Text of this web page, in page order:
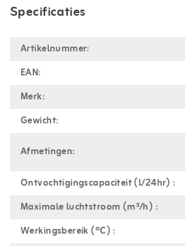
Specificaties
Artikelnummer:
EAN:
Merk:
Gewicht:
Afmetingen:
Ontvochtigingscapaciteit (l/24hr) :
Maximale luchtstroom (m³/h) :
Werkingsbereik (ºC) :